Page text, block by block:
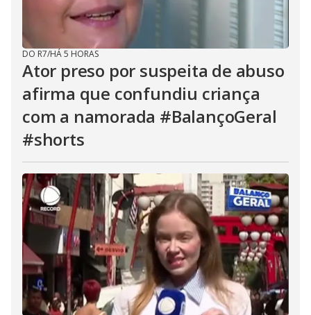
DO R7/HÁ 5 HORAS
Ator preso por suspeita de abuso
afirma que confundiu criança
com a namorada #BalançoGeral
#shorts